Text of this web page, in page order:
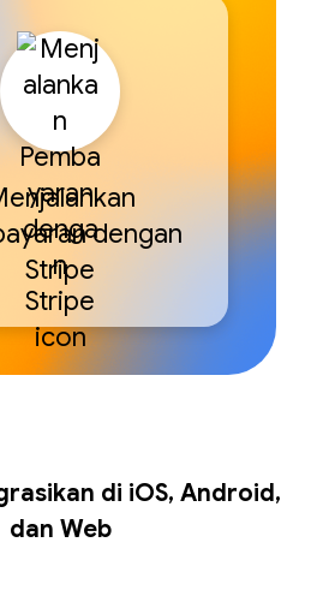
dengan
Stripe
di iOS, Android,
dan Web